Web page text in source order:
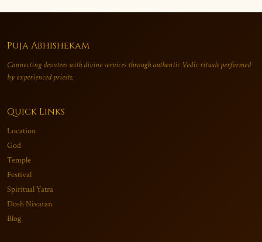
Puja Abhishekam
Connecting devotees with divine services through authentic Vedic rituals performed
by experienced priests.
Quick Links
Location
God
Temple
Festival
Spiritual Yatra
Dosh Nivaran
Blog